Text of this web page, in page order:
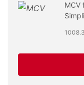
MCV